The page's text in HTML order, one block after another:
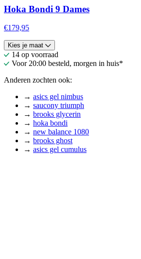
Hoka Bondi 9 Dames
€179,95
Kies je maat
14 op voorraad
Voor 20:00 besteld, morgen in huis*
Anderen zochten ook:
→ asics gel nimbus
→ saucony triumph
→ brooks glycerin
→ hoka bondi
→ new balance 1080
→ brooks ghost
→ asics gel cumulus